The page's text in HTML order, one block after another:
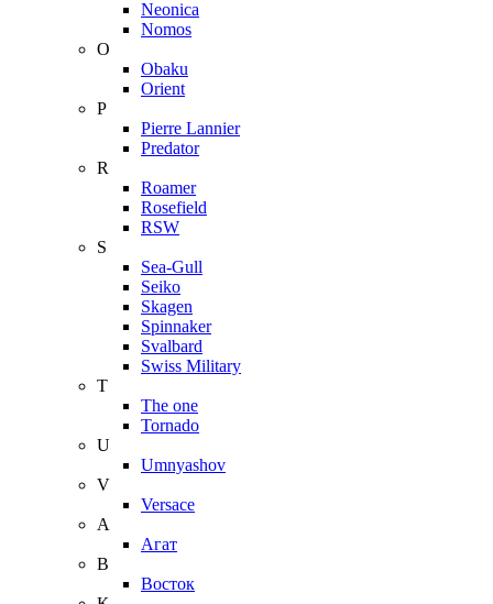
Neonica
Nomos
O
Obaku
Orient
P
Pierre Lannier
Predator
R
Roamer
Rosefield
RSW
S
Sea-Gull
Seiko
Skagen
Spinnaker
Svalbard
Swiss Military
T
The one
Tornado
U
Umnyashov
V
Versace
А
Агат
В
Восток